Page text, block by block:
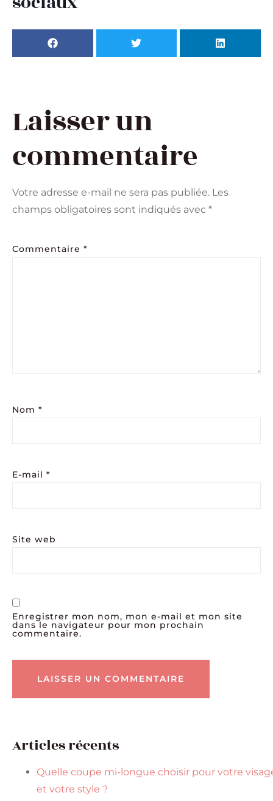
Laisser un
commentaire
Votre adresse e-mail ne sera pas publiée. Les
champs obligatoires sont indiqués avec *
Commentaire *
Nom *
E-mail *
Site web
Enregistrer mon nom, mon e-mail et mon site
dans le navigateur pour mon prochain
commentaire.
Articles récents
Quelle coupe mi-longue choisir pour votre
et votre style ?